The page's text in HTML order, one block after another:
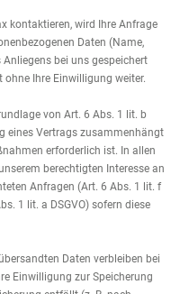
kontaktieren, wird Ihre Anfrage
Daten (Name,
bei uns gespeichert
ohne Ihre Einwilligung weiter.
von Art. 6 Abs. 1 lit. b
eines Vertrags zusammenhängt
erforderlich ist. In allen
berechtigten Interesse an
Anfragen (Art. 6 Abs. 1 lit. f
1 lit. a DSGVO) sofern diese
Daten verbleiben bei
Einwilligung zur Speicherung